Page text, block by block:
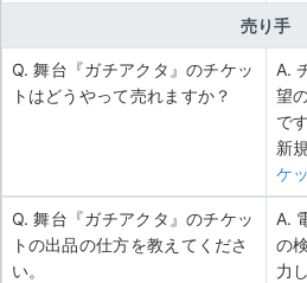
売り手
Q. 舞台『ガチアクタ』のチケッ
トはどうやって売れますか？
A.
望
で
新
ケ
Q. 舞台『ガチアクタ』のチケッ
トの出品の仕方を教えてくださ
い。
A.
の
力